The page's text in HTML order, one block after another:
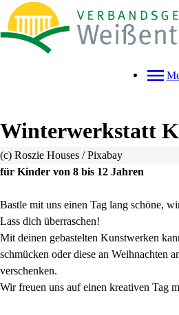
Winterwerkstatt
(c) Roszie Houses / Pixabay
für Kinder von 8 bis 12 Jahren
Bastle mit uns einen Tag lang schöne,
Lass dich überraschen!
Mit deinen gebastelten Kunstwerken
schmücken oder diese an Weihnachten
verschenken.
Wir freuen uns auf einen kreativen Tag